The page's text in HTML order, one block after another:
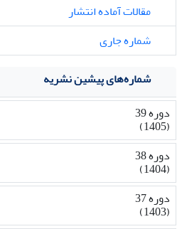
مقالات آماده انتشار
شماره جاری
شماره‌های پیشین نشریه
دوره 39
(1405)
دوره 38
(1404)
دوره 37
(1403)